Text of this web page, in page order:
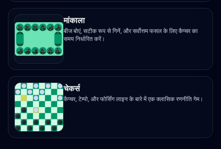
मांकाला
बीज बोएं, सटीक रूप से गिनें, और सर्वोत्तम फसल के लिए कैप्चर का
समय निर्धारित करें।
चेकर्स
कैप्चर, टेम्पो, और फोर्सिंग लाइन के बारे में एक क्लासिक रणनीति गेम।